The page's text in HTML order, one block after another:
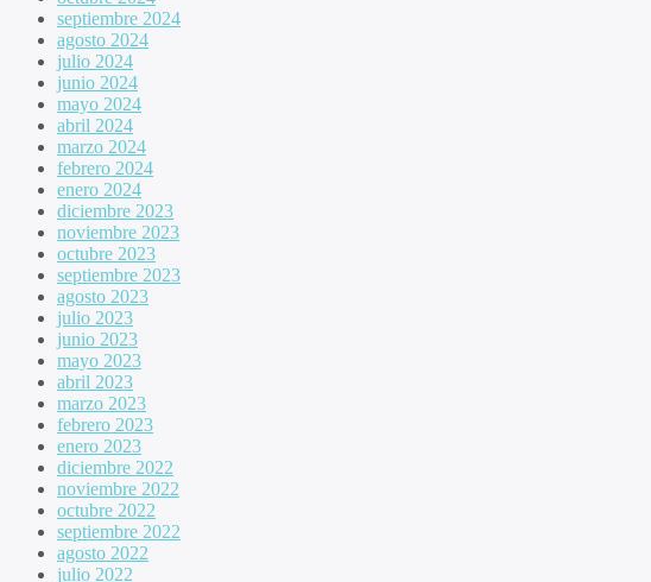
septiembre 2024
agosto 2024
julio 2024
junio 2024
mayo 2024
abril 2024
marzo 2024
febrero 2024
enero 2024
diciembre 2023
noviembre 2023
octubre 2023
septiembre 2023
agosto 2023
julio 2023
junio 2023
mayo 2023
abril 2023
marzo 2023
febrero 2023
enero 2023
diciembre 2022
noviembre 2022
octubre 2022
septiembre 2022
agosto 2022
julio 2022